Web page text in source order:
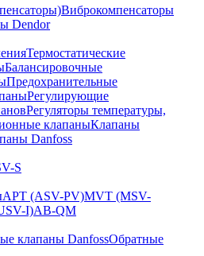
Виброкомпенсаторы
Dendor
Термостатические
Балансировочные
Предохранительные
Регулирующие
Регуляторы температуры,
клапаныКлапаны
Danfoss
S
APT (ASV-PV)MVT (MSV-
I)AB-QM
клапаны DanfossОбратные